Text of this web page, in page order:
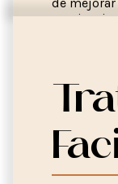
de mejorar
apariencia
y
producción
colágeno.